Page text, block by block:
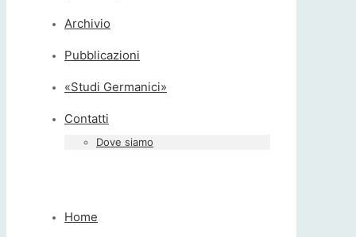
Archivio
Pubblicazioni
«Studi Germanici»
Contatti
Dove siamo
Home